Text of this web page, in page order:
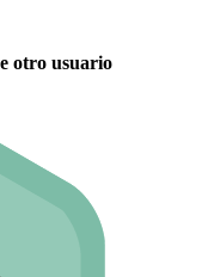
otro usuario